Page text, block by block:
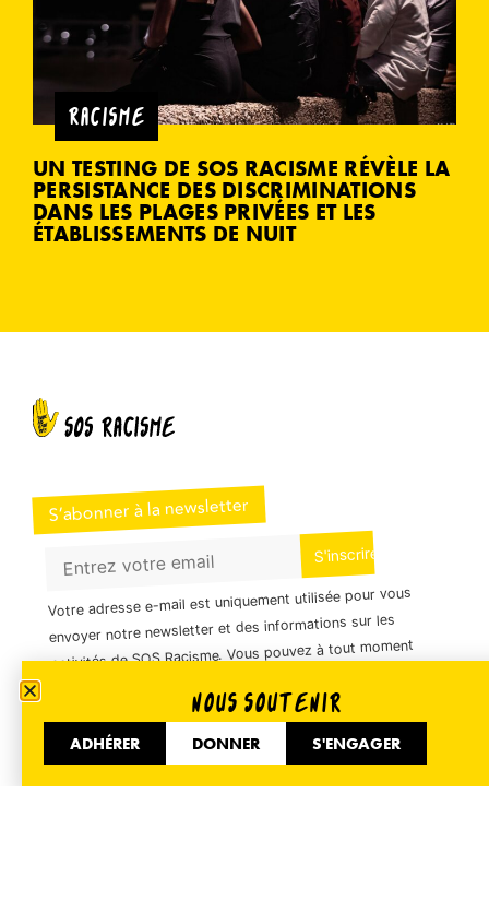
RACISME
UN TESTING DE SOS RACISME RÉVÈLE LA
PERSISTANCE DES DISCRIMINATIONS
DANS LES PLAGES PRIVÉES ET LES
ÉTABLISSEMENTS DE NUIT
S’abonner à la newsletter
Votre adresse e-mail est uniquement utilisée pour vous
envoyer notre newsletter et des informations sur les
activités de SOS Racisme. Vous pouvez à tout moment
NOUS SOUTENIR
ADHÉRER DONNER S'ENGAGER